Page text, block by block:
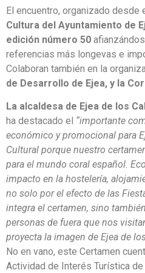
El encuentro, organizado desde
Cultura del Ayuntamiento de
edición número 50
referencias más longevas e
Colaboran también en la
de Desarrollo de Ejea, y la
La alcaldesa de Ejea de los
ha destacado el “importante
económico y promocional para
Cultural porque nuestro
para el mundo coral español.
impacto en la hostelería,
no solo por el efecto de las
integra el certamen, sino
personas de fuera que nos
proyecta la imagen de Ejea de
No en vano, este Certamen
Actividad de Interés Turística de